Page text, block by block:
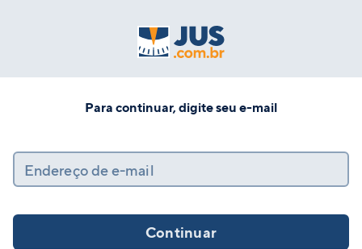
Para continuar, digite seu e-mail
Endereço de e-mail
Continuar